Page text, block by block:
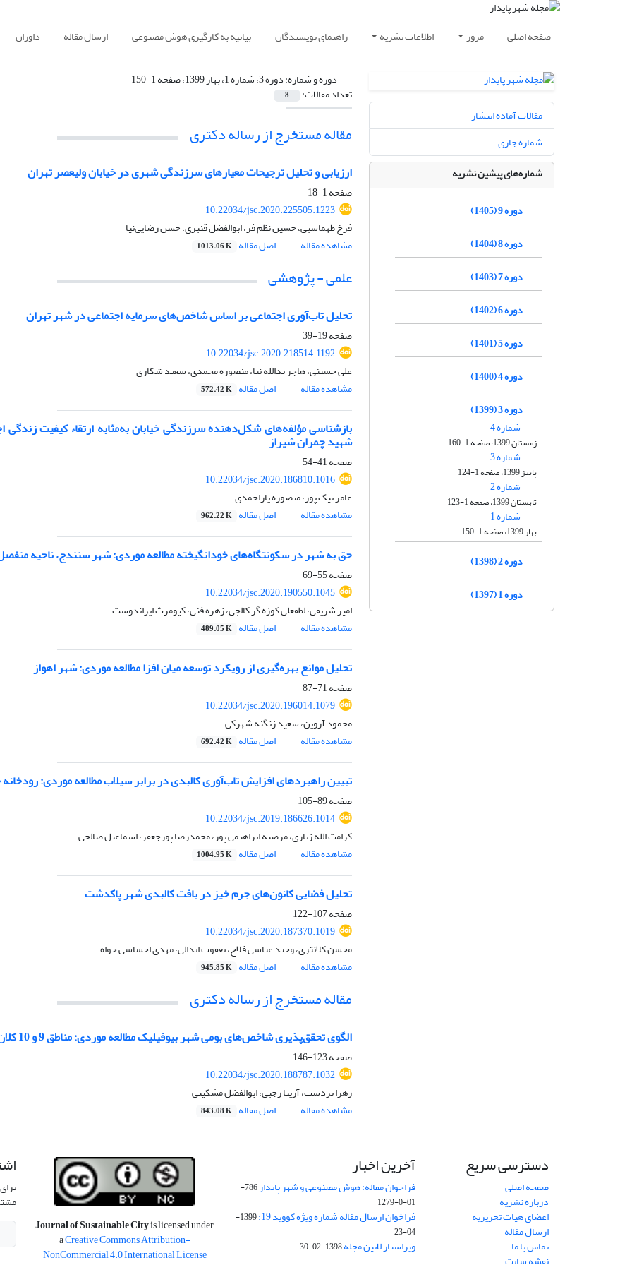
صفحه اصلی مرور اطلاعات نشریه راهنمای نویسندگان بیانیه به کارگیری هوش مصنوعی ارسال مقاله داوران
دوره و شماره:دوره 3، شماره 1، بهار 1399، صفحه 1-150
تعداد مقالات: 8
مقاله مستخرج از رساله دکتری
ارزیابی و تحلیل ترجیحات معیارهای سرزندگی شهری در خیابان ولیعصر تهران
صفحه1-18
10.22034/jsc.2020.225505.1223
فرخ طهماسبی، حسین نظم فر، ابوالفضل قنبری، حسن رضایی‌نیا
مشاهده مقاله
اصل مقاله 1013.06 K
علمی - پژوهشی
تحلیل تاب‌آوری اجتماعی بر اساس شاخص‌های سرمایه اجتماعی در شهر تهران
صفحه19-39
10.22034/jsc.2020.218514.1192
علی حسینی، هاجر یدالله نیا، منصوره محمدی، سعید شکاری
مشاهده مقاله
اصل مقاله 572.42 K
بازشناسی مؤلفه‌های شکل‌دهنده سرزندگی خیابان به‌مثابه ارتقاء کیفیت
شهید چمران شیراز
صفحه41-54
10.22034/jsc.2020.186810.1016
عامر نیک پور، منصوره یاراحمدی
مشاهده مقاله
اصل مقاله 962.22 K
حق به شهر در سکونتگاه‌های خودانگیخته مطالعه موردی: شهر سنندج، ناحیه
صفحه55-69
10.22034/jsc.2020.190550.1045
امیر شریفی، لطفعلی کوزه گر کالجی، زهره فنی، کیومرث ایراندوست
مشاهده مقاله
اصل مقاله 489.05 K
تحلیل موانع بهره‌گیری از رویکرد توسعه میان افزا مطالعه موردی: شهر اهواز
صفحه71-87
10.22034/jsc.2020.196014.1079
محمود آروین، سعید زنگنه شهرکی
مشاهده مقاله
اصل مقاله 692.42 K
تبیین راهبردهای افزایش تاب‌آوری کالبدی در برابر سیلاب مطالعه موردی:
صفحه89-105
10.22034/jsc.2019.186626.1014
کرامت الله زیاری، مرضیه ابراهیمی پور، محمدرضا پورجعفر، اسماعیل صالحی
مشاهده مقاله
اصل مقاله 1004.95 K
تحلیل فضایی کانون‌های جرم خیز در بافت کالبدی شهر پاکدشت
صفحه107-122
10.22034/jsc.2020.187370.1019
محسن کلانتری، وحید عباسی فلاح، یعقوب ابدالی، مهدی احساسی خواه
مشاهده مقاله
اصل مقاله 945.85 K
مقاله مستخرج از رساله دکتری
الگوی تحقق‌پذیری شاخص‌های بومی شهر بیوفیلیک مطالعه موردی: مناطق 9 و 10 کلان‌شهر تهران
صفحه123-146
10.22034/jsc.2020.188787.1032
زهرا تردست، آزیتا رجبی، ابوالفضل مشکینی
مشاهده مقاله
اصل مقاله 843.08 K
مقالات آماده انتشار
شماره جاری
شماره‌های پیشین نشریه
دوره 9 (1405)
دوره 8 (1404)
دوره 7 (1403)
دوره 6 (1402)
دوره 5 (1401)
دوره 4 (1400)
دوره 3 (1399)
شماره 4
زمستان 1399، صفحه 1-160
شماره 3
پاییز 1399، صفحه 1-124
شماره 2
تابستان 1399، صفحه 1-123
شماره 1
بهار 1399، صفحه 1-150
دوره 2 (1398)
دوره 1 (1397)
دسترسی سریع
صفحه اصلی
درباره نشریه
اعضای هیات تحریریه
ارسال مقاله
تماس با ما
آخرین اخبار
فراخوان مقاله: هوش مصنوعی و شهر پایدار
786-
01-0-1279
فراخوان ارسال مقاله شماره ویژه کووید 19:
1399-
04-23
ویراستار لاتین مجله1398-02-30
Journal of Sustainable Cityis licensed under
aCreative Commons Attribution-
NonCommercial 4.0 International License